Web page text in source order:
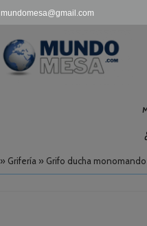
mundomesa@gmail.com
» Grifería » Grifo ducha